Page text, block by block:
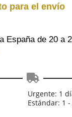
para el envío
España de 20 a
Urgente: 1
Estándar: 1